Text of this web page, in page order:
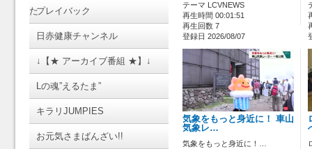
たプレイバック
日赤健康チャンネル
↓【★ アーカイブ番組 ★】↓
Lの魂”えるたま”
キラリJUMPIES
お元気さまばんざい!!
テーマ LCVNEWS
再生時間 00:01:51
再生回数 7
登録日 2026/08/07
気象をもっと身近に！ 車山
気象レ…
気象をもっと身近に！…